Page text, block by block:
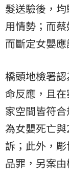
髮送驗後，
用情勢；而
而斷定女嬰
橋頭地檢署
命反應，且
家空間皆符
為女嬰死亡
訴；此外，
品罪，另案